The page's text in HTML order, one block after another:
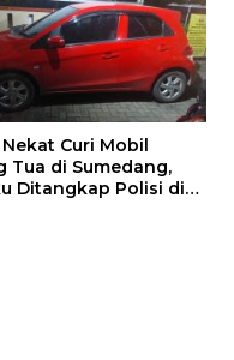
Curi Mobil
Tua di Sumedang,
Ditangkap Polisi di